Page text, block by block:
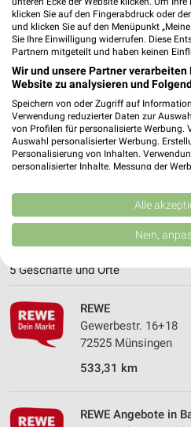
✔Standortgenaue
✔Folge deinem
✔Push-
Einkaufsliste - Einkauf
JETZT LADEN
Weitere REWE
und um Münsingen
5 Geschäfte und Orte
REWE
Gewerbestr. 16+18
72525 Münsingen
533,31 km
REWE Angebote in
klicken Sie auf den Fingerabdruck oder
und klicken Sie auf den Menüpunkt
Sie Ihre Einwilligung widerrufen. Diese
Partnern mitgeteilt und haben keinen
Wir und unsere Partner
Website zu analysieren und
Speichern von oder Zugriff auf
Verwendung reduzierter Daten zur
von Profilen für personalisierte Werbung.
Auswahl personalisierter Werbung.
Personalisierung von Inhalten.
personalisierter Inhalte. Messung der
Kombinationen von Daten aus
Verbesserung der Angebote.
von Inhalten.
Daten können außerhalb der
USA gesendet werden.
Website/App.
Wir nutzen Ihre Daten für folgende Zwecke:
IAB-Verarbeitungszwecke:
auf einem Endgerät
Werbeanzeigen
Alle
Nein,